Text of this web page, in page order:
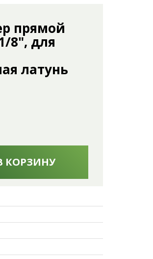
прямой
8", для
латунь
КОРЗИНУ